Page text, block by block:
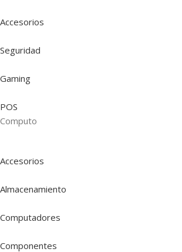
Accesorios
Seguridad
Gaming
POS
Computo
Accesorios
Almacenamiento
Computadores
Componentes